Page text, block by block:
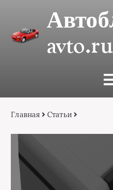
avto.ru
Главная Статьи